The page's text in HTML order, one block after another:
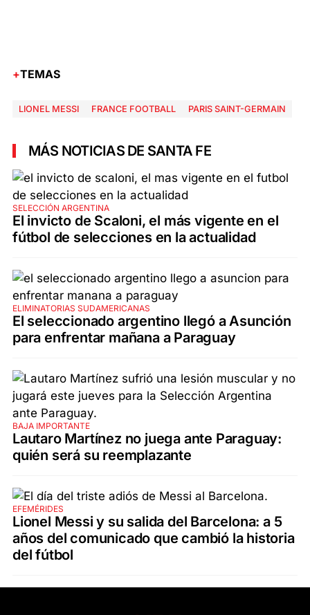
TEMAS
LIONEL MESSI FRANCE FOOTBALL PARIS SAINT-GERMAIN
MÁS NOTICIAS DE SANTA FE
SELECCIÓN ARGENTINA
El invicto de Scaloni, el más vigente en el
fútbol de selecciones en la actualidad
ELIMINATORIAS SUDAMERICANAS
El seleccionado argentino llegó a Asunción
para enfrentar mañana a Paraguay
BAJA IMPORTANTE
Lautaro Martínez no juega ante Paraguay:
quién será su reemplazante
EFEMÉRIDES
Lionel Messi y su salida del Barcelona: a 5
años del comunicado que cambió la historia
del fútbol